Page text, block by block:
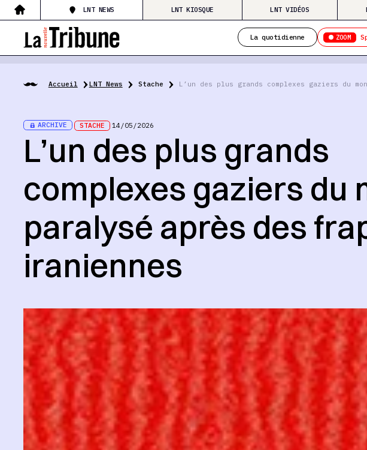
LNT NEWS LNT KIOSQUE LNT VIDÉOS
La quotidienne ZOOM
Accueil LNT News Stache L’un des plus grands complexes gaziers du
ARCHIVE STACHE 14/05/2026
L’un des plus grands
complexes gaziers du
paralysé après des
iraniennes